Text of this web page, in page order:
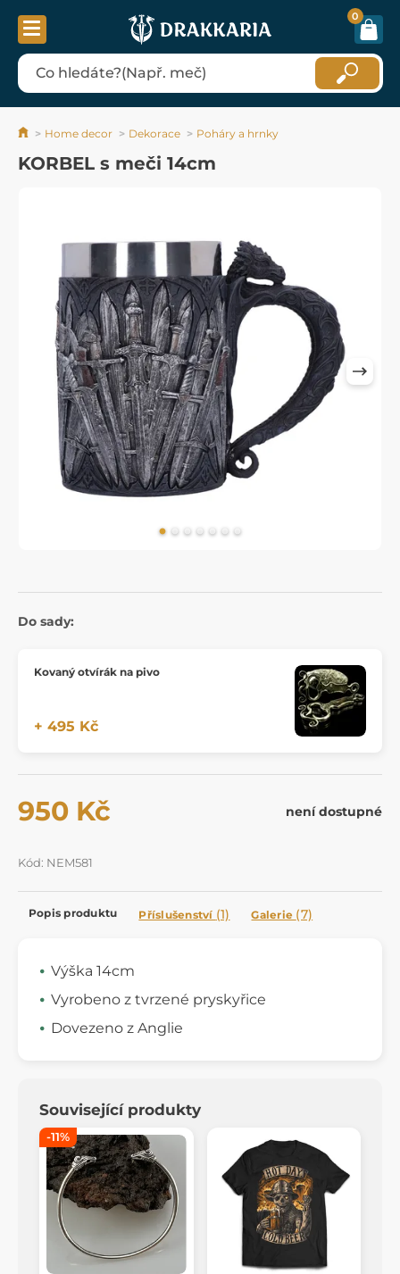
0
Home decor Dekorace Poháry a hrnky
KORBEL s meči 14cm
Do sady:
Kovaný otvírák na pivo
+ 495 Kč
950 Kč není dostupné
Kód: NEM581
Popis produktu Příslušenství (1) Galerie (7)
Výška 14cm
Vyrobeno z tvrzené pryskyřice
Dovezeno z Anglie
Související produkty
-11%